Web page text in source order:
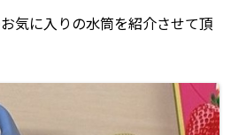
気に入りの水筒を紹介させて頂